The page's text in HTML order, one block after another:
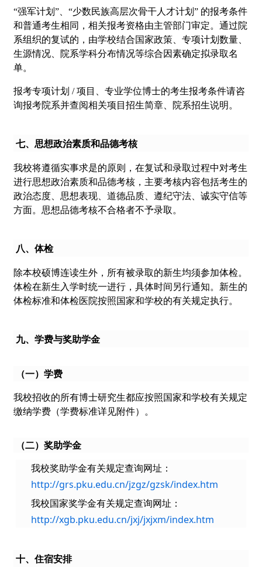
“强军计划”、“少数民族高层次骨干人才计划” 的报考条件
和普通考生相同，相关报考资格由主管部门审定。通过院
系组织的复试的，由学校结合国家政策、专项计划数量、
生源情况、院系学科分布情况等综合因素确定拟录取名
单。
报考专项计划 / 项目、专业学位博士的考生报考条件请咨
询报考院系并查阅相关项目招生简章、院系招生说明。
七、思想政治素质和品德考核
我校将遵循实事求是的原则，在复试和录取过程中对考生
进行思想政治素质和品德考核，主要考核内容包括考生的
政治态度、思想表现、道德品质、遵纪守法、诚实守信等
方面。思想品德考核不合格者不予录取。
八、体检
除本校硕博连读生外，所有被录取的新生均须参加体检。
体检在新生入学时统一进行，具体时间另行通知。新生的
体检标准和体检医院按照国家和学校的有关规定执行。
九、学费与奖助学金
（一）学费
我校招收的所有博士研究生都应按照国家和学校有关规定
缴纳学费（学费标准详见附件）。
（二）奖助学金
我校奖助学金有关规定查询网址：
http://grs.pku.edu.cn/jzgz/gzsk/index.htm
我校国家奖学金有关规定查询网址：
http://xgb.pku.edu.cn/jxj/jxjxm/index.htm
十、住宿安排